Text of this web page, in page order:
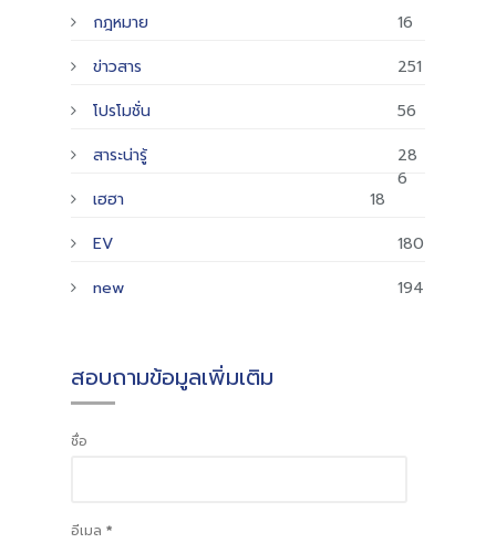
กฎหมาย
16
ข่าวสาร
251
โปรโมชั่น
56
สาระน่ารู้
28
6
เฮฮา
18
EV
180
new
194
สอบถามข้อมูลเพิ่มเติม
ชื่อ
อีเมล *